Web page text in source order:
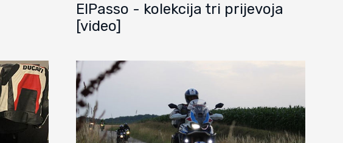
ElPasso - kolekcija tri prijevoja
[video]